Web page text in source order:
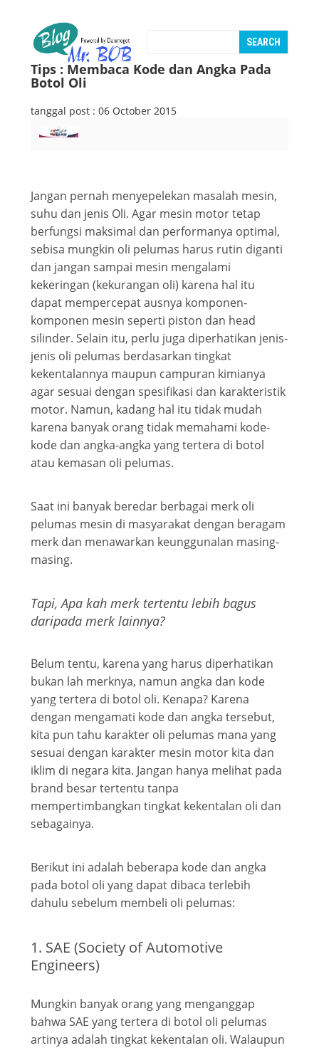
Tips : Membaca Kode dan Angka Pada
Botol Oli
tanggal post : 06 October 2015
Jangan pernah menyepelekan masalah mesin,
suhu dan jenis Oli. Agar mesin motor tetap
berfungsi maksimal dan performanya optimal,
sebisa mungkin oli pelumas harus rutin diganti
dan jangan sampai mesin mengalami
kekeringan (kekurangan oli) karena hal itu
dapat mempercepat ausnya komponen-
komponen mesin seperti piston dan head
silinder. Selain itu, perlu juga diperhatikan jenis-
jenis oli pelumas berdasarkan tingkat
kekentalannya maupun campuran kimianya
agar sesuai dengan spesifikasi dan karakteristik
motor. Namun, kadang hal itu tidak mudah
karena banyak orang tidak memahami kode-
kode dan angka-angka yang tertera di botol
atau kemasan oli pelumas.
Saat ini banyak beredar berbagai merk oli
pelumas mesin di masyarakat dengan beragam
merk dan menawarkan keunggunalan masing-
masing.
Tapi, Apa kah merk tertentu lebih bagus
daripada merk lainnya?
Belum tentu, karena yang harus diperhatikan
bukan lah merknya, namun angka dan kode
yang tertera di botol oli. Kenapa? Karena
dengan mengamati kode dan angka tersebut,
kita pun tahu karakter oli pelumas mana yang
sesuai dengan karakter mesin motor kita dan
iklim di negara kita. Jangan hanya melihat pada
brand besar tertentu tanpa
mempertimbangkan tingkat kekentalan oli dan
sebagainya.
Berikut ini adalah beberapa kode dan angka
pada botol oli yang dapat dibaca terlebih
dahulu sebelum membeli oli pelumas:
1. SAE (Society of Automotive
Engineers)
Mungkin banyak orang yang menganggap
bahwa SAE yang tertera di botol oli pelumas
artinya adalah tingkat kekentalan oli. Walaupun